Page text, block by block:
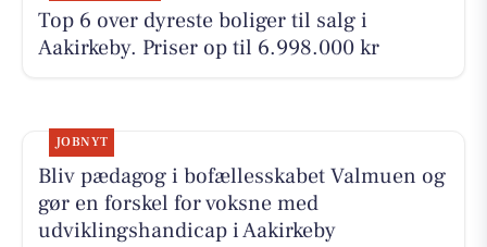
Top 6 over dyreste boliger til salg i
Aakirkeby. Priser op til 6.998.000 kr
JOBNYT
Bliv pædagog i bofællesskabet Valmuen og
gør en forskel for voksne med
udviklingshandicap i Aakirkeby